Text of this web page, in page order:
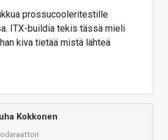
prossucooleritestille
ITX-buildia tekis tässä mieli
kiva tietää mistä lähteä
Kokkonen